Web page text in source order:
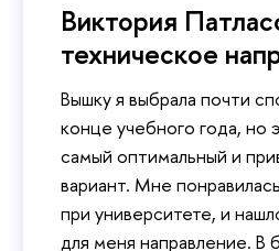
Виктория
техническое
Вышку я выбрала почти
конце учебного года, но
самый оптимальный и
вариант. Мне
при университете, и
для меня направление. В